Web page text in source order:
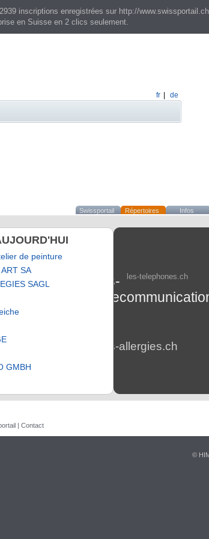
inscriptions enregistrées sur http://
en Suisse en 2 clics seulement.
fr de
Swissportail Répertoires Infos
de peinture
SA
SAGL
GMBH
les-
les-allergies.ch
les-telephones.ch
| Contact
©